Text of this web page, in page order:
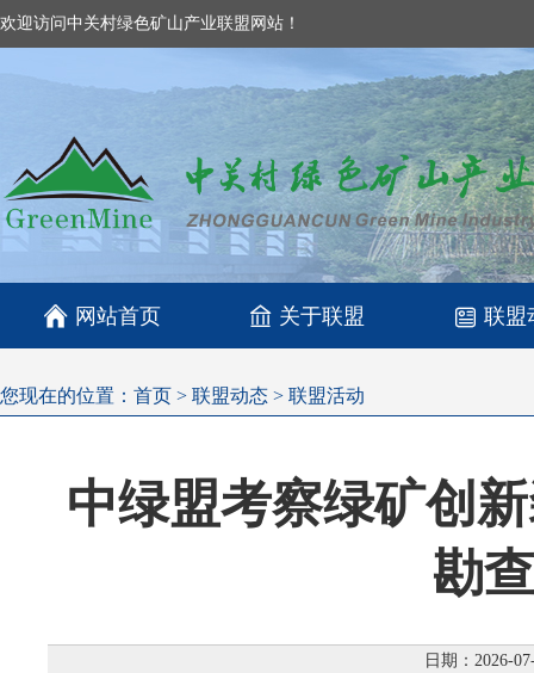
欢迎访问中关村绿色矿山产业联盟网站！
 网站首页 关于联盟 联盟
您现在的位置： 首页 > 联盟动态 > 联盟活动
中绿盟考察绿矿创
勘
日期：2026-